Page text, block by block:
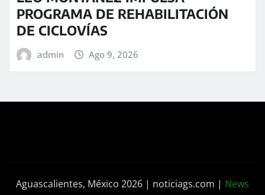
PROGRAMA DE REHABILITACIÓN
DE CICLOVÍAS
admin Ago 9, 2026
Aguascalientes, México 2026 | noticiags.com | News